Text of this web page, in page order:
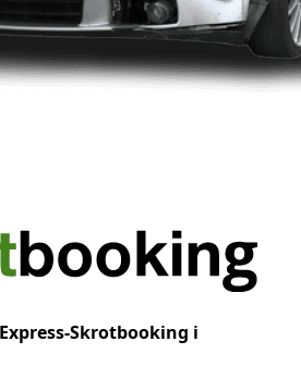
Skrotbooking i